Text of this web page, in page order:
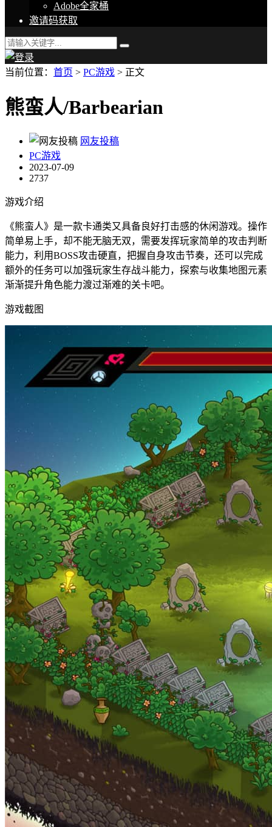
Adobe全家桶
邀请码获取
当前位置： 首页 > PC游戏 > 正文
熊蛮人/Barbearian
网友投稿
PC游戏
2023-07-09
2737
游戏介绍
《熊蛮人》是一款卡通类又具备良好打击感的休闲游戏。操作
简单易上手，却不能无脑无双，需要发挥玩家简单的攻击判断
能力，利用BOSS攻击硬直，把握自身攻击节奏，还可以完成
额外的任务可以加强玩家生存战斗能力，探索与收集地图元素
渐渐提升角色能力渡过渐难的关卡吧。
游戏截图